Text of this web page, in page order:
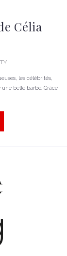
Célia
les célébrités,
belle barbe. Grâce